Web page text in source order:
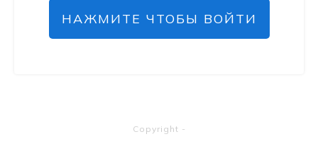
НАЖМИТЕ ЧТОБЫ ВОЙТИ
Copyright -